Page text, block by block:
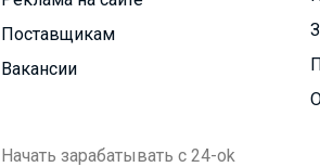
Поставщикам
Вакансии
Начать зарабатывать с 24-ok